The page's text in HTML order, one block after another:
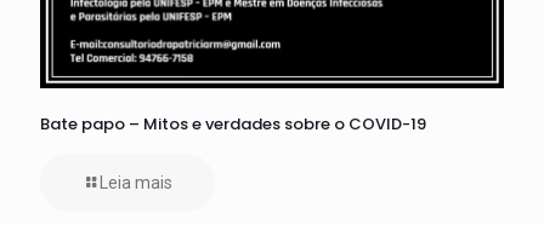
Bate papo – Mitos e verdades sobre o COVID-19
Leia mais